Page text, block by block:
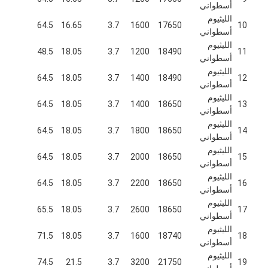
Nimh البطاريات القابلة لإعادة الشحن
كشف بطاريات قابلة لإعادة الشحن
شاحن بطارية LCD
nimh البطاريات
كشف البطاريات
حزم بطارية أيون الليثيوم
بطارية قابلة لإعادة الشحن مصباح يدوي
بطارية إضاءة الطوارئ
بطارية Li Mno2
بطارية Li Socl2
أسطواني
10
الليثيوم
أسطواني
17650
1600
3.7
16.65
64.5
11
الليثيوم
أسطواني
18490
1200
3.7
18.05
48.5
12
الليثيوم
أسطواني
18490
1400
3.7
18.05
64.5
13
الليثيوم
أسطواني
18650
1400
3.7
18.05
64.5
14
الليثيوم
أسطواني
18650
1800
3.7
18.05
64.5
15
الليثيوم
أسطواني
18650
2000
3.7
18.05
64.5
16
الليثيوم
أسطواني
18650
2200
3.7
18.05
64.5
17
الليثيوم
أسطواني
18650
2600
3.7
18.05
65.5
18
الليثيوم
أسطواني
18740
1600
3.7
18.05
71.5
19
الليثيوم
21750
3200
3.7
21.5
74.5